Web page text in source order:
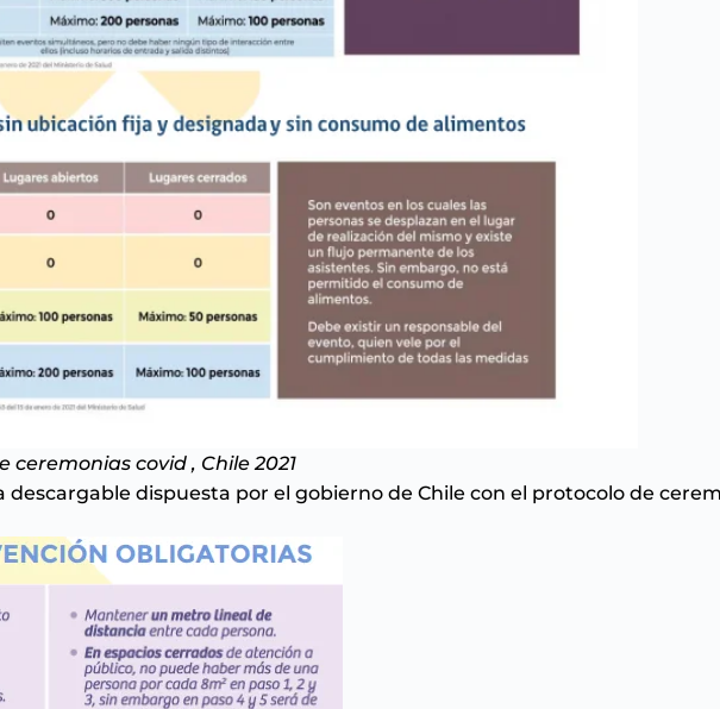
covid , Chile 2021
dispuesta por el gobierno de Chile con el protocolo de